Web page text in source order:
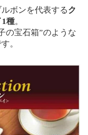
ボンを代表するク
1種。
の宝石箱”のような
。